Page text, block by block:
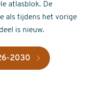
atlasblok. De
als tijdens het vorige
is nieuw.
2030